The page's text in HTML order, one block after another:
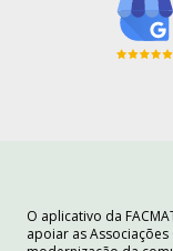
O aplicativo da
apoiar as